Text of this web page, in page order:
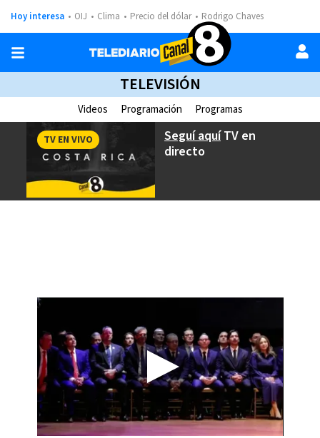
Hoy interesa OIJ Clima Precio del dólar Rodrigo Chaves
TELEVISIÓN
Videos Programación Programas
Seguí aquíTV en
directo
TV EN VIVO